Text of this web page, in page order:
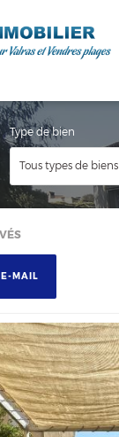
Type de bien
Tous types de biens
E-MAIL